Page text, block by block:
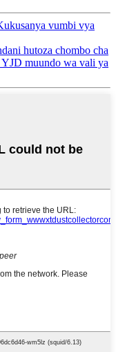
vumbi vya
hutoza chombo cha
muundo wa vali ya